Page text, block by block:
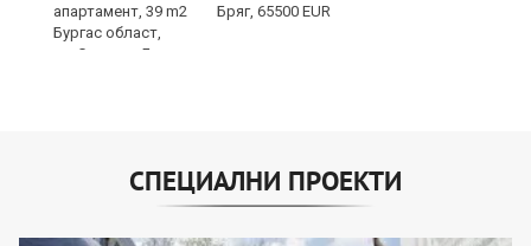
Бряг, 65500 EUR
СПЕЦИАЛНИ ПРОЕКТИ